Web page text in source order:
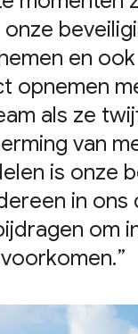
en
opnemen
als ze
van
is onze
in ons
om
voorkomen.